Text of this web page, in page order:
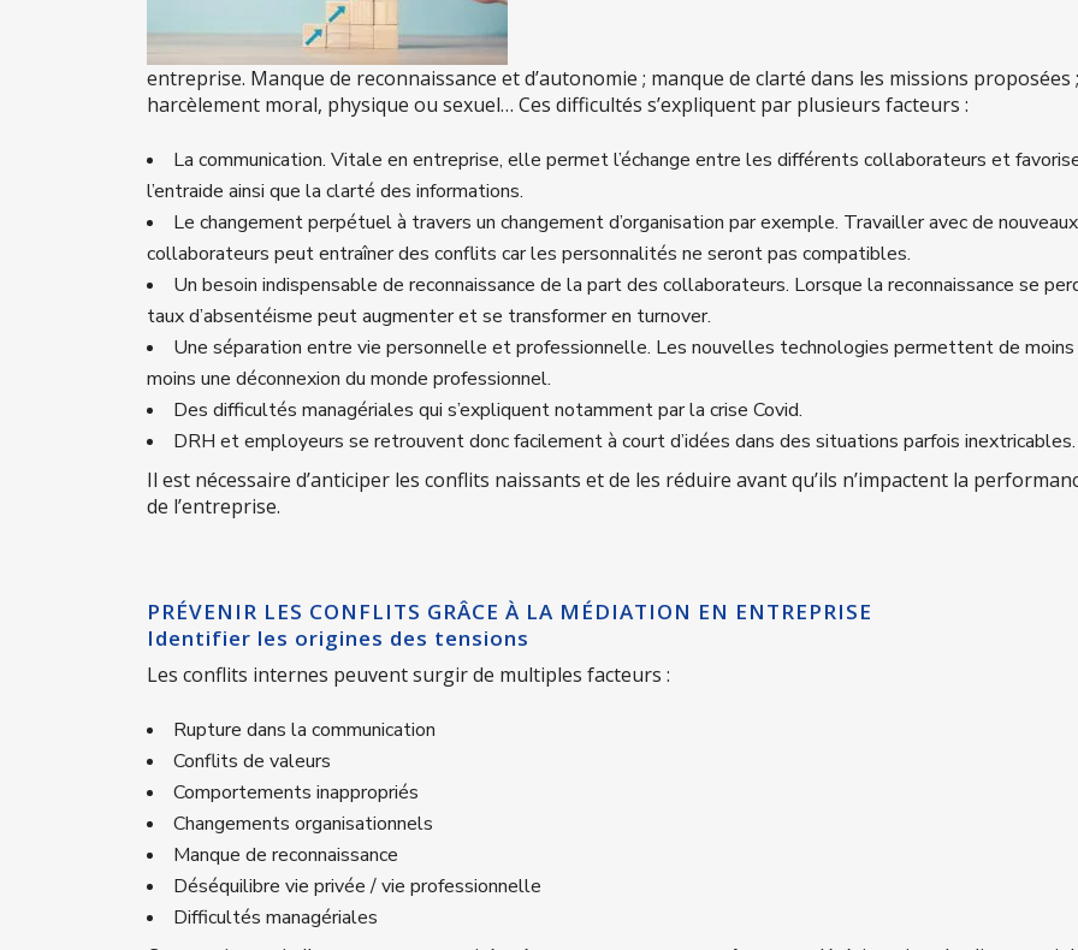
entreprise. Manque de reconnaissance et d’autonomie ; manque de clarté dans les missions proposées ;
harcèlement moral, physique ou sexuel… Ces difficultés s’expliquent par plusieurs facteurs :
La communication. Vitale en entreprise, elle permet l’échange entre les différents collaborateurs et
l’entraide ainsi que la clarté des informations.
Le changement perpétuel à travers un changement d’organisation par exemple. Travailler avec de nouveaux
collaborateurs peut entraîner des conflits car les personnalités ne seront pas compatibles.
Un besoin indispensable de reconnaissance de la part des collaborateurs. Lorsque la reconnaissance se
taux d’absentéisme peut augmenter et se transformer en turnover.
Une séparation entre vie personnelle et professionnelle. Les nouvelles technologies permettent de moins
moins une déconnexion du monde professionnel.
Des difficultés managériales qui s’expliquent notamment par la crise Covid.
DRH et employeurs se retrouvent donc facilement à court d’idées dans des situations parfois inextricables.
Il est nécessaire d’anticiper les conflits naissants et de les réduire avant qu’ils n’impactent la
de l’entreprise.
PRÉVENIR LES CONFLITS GRÂCE À LA MÉDIATION EN ENTREPRISE
Identifier les origines des tensions
Les conflits internes peuvent surgir de multiples facteurs :
Rupture dans la communication
Conflits de valeurs
Comportements inappropriés
Changements organisationnels
Manque de reconnaissance
Déséquilibre vie privée / vie professionnelle
Difficultés managériales